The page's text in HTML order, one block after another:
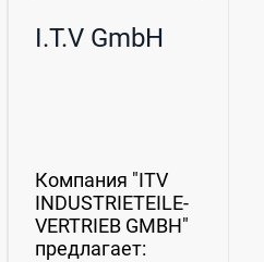
I.T.V GmbH
Компания "ITV
INDUSTRIETEILE-
VERTRIEB GMBH"
предлагает: